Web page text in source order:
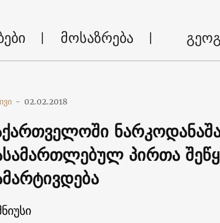
მოსაზრება
- 02.02.2018
პირთა